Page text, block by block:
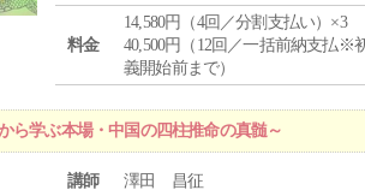
料金
14,580円（4回／分割支払い）×3
40,500円（12回／一括前納支払※
義開始前まで）
学ぶ本場・中国の四柱推命の真髄～
講師
澤田 昌征